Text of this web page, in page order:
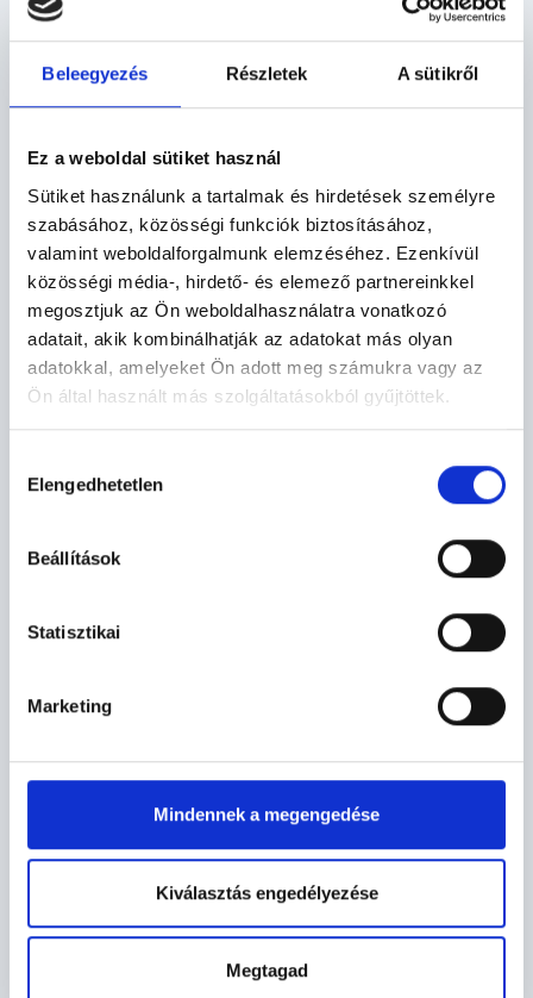
Beleegyezés Részletek A sütikről
Ez a weboldal sütiket használ
Sütiket használunk a tartalmak és hirdetések személyre
szabásához, közösségi funkciók biztosításához,
valamint weboldalforgalmunk elemzéséhez. Ezenkívül
közösségi média-, hirdető- és elemező partnereinkkel
megosztjuk az Ön weboldalhasználatra vonatkozó
adatait, akik kombinálhatják az adatokat más olyan
adatokkal, amelyeket Ön adott meg számukra vagy az
Ön által használt más szolgáltatásokból gyűjtöttek.
kiválasztása
Elengedhetetlen
Beállítások
Statisztikai
Marketing
Mindennek a megengedése
Kiválasztás engedélyezése
Megtagad
2026. JAN. 09.
IRÁNY A VISEGRÁDI MINI GLECCSER!
Visegrádiaknak kedvezményes a belépés!
2026. JAN. 08.
GYERE KORIZNI ÉS HOKIZNI
VISEGRÁDRA!
Szeretettel várunk mindenkit!